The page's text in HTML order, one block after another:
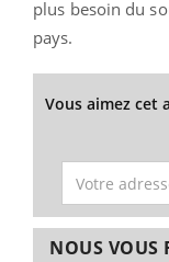
plus besoin du
pays.
Vous aimez cet
NOUS VOUS